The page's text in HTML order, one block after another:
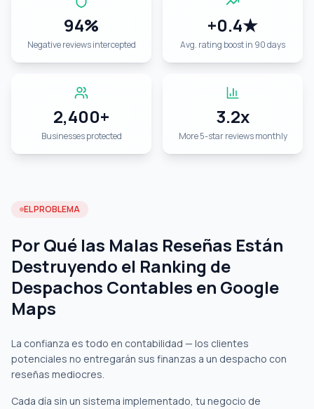
94%
Negative reviews intercepted
+0.4★
Avg. rating boost in 90 days
2,400+
Businesses protected
3.2x
More 5-star reviews monthly
EL PROBLEMA
Por Qué las Malas Reseñas Están
Destruyendo el Ranking de
Despachos Contables en Google
Maps
La confianza es todo en contabilidad — los clientes
potenciales no entregarán sus finanzas a un despacho con
reseñas mediocres.
Cada día sin un sistema implementado, tu negocio de